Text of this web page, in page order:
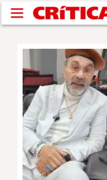
Pasar al contenido principal
SUCESOS
NACIONAL
POLÍTICA
SHOW